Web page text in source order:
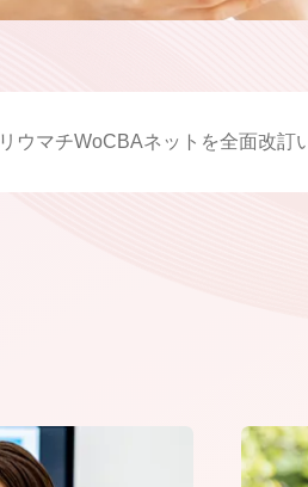
リウマチWoCBAネットを全面改訂